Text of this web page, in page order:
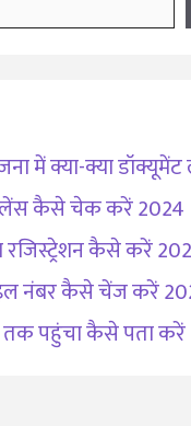
में क्या-क्या
कैसे चेक करें 2024
रजिस्ट्रेशन कैसे करें
नंबर कैसे चेंज करें
तक पहुंचा कैसे पता करें